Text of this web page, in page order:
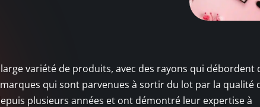
variété de produits, avec des rayons qui débordent
qui sont parvenues à sortir du lot par la qualité
plusieurs années et ont démontré leur expertise à